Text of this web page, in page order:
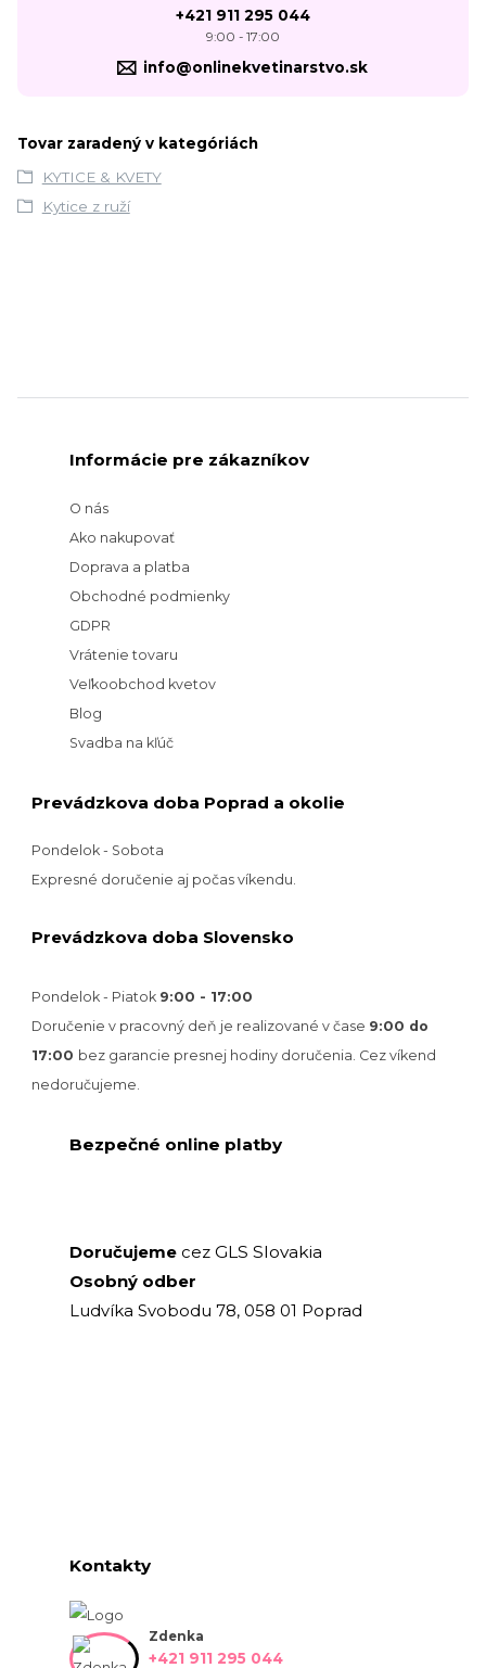
+421 911 295 044
9:00 - 17:00
info@onlinekvetinarstvo.sk
Tovar zaradený v kategóriách
KYTICE & KVETY
Kytice z ruží
Informácie pre zákazníkov
O nás
Ako nakupovať
Doprava a platba
Obchodné podmienky
GDPR
Vrátenie tovaru
Veľkoobchod kvetov
Blog
Svadba na kľúč
Prevádzkova doba Poprad a okolie
Pondelok - Sobota
Expresné doručenie aj počas víkendu.
Prevádzkova doba Slovensko
Pondelok - Piatok 9:00 - 17:00
Doručenie v pracovný deň je realizované v čase 9:00 do
17:00 bez garancie presnej hodiny doručenia. Cez víkend
nedoručujeme.
Bezpečné online platby
Doručujeme cez GLS Slovakia
Osobný odber
Ludvíka Svobodu 78, 058 01 Poprad
Kontakty
Zdenka
+421 911 295 044